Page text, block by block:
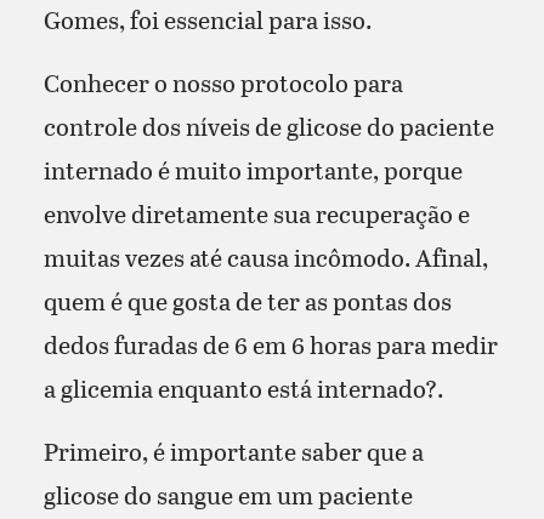
Gomes, foi essencial para isso.
Conhecer o nosso protocolo para
controle dos níveis de glicose do paciente
internado é muito importante, porque
envolve diretamente sua recuperação e
muitas vezes até causa incômodo. Afinal,
quem é que gosta de ter as pontas dos
dedos furadas de 6 em 6 horas para medir
a glicemia enquanto está internado?.
Primeiro, é importante saber que a
glicose do sangue em um paciente